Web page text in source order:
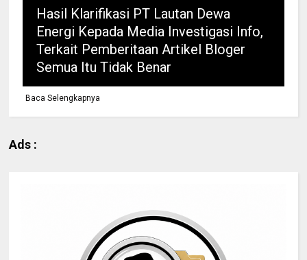
Hasil Klarifikasi PT Lautan Dewa
Energi Kepada Media Investigasi Info,
Terkait Pemberitaan Artikel Bloger
Semua Itu Tidak Benar
Baca Selengkapnya
Ads :